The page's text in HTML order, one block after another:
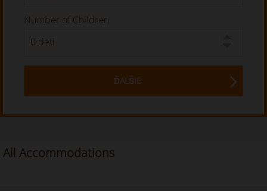
Number of Children
ĎALŠIE
All Accommodations